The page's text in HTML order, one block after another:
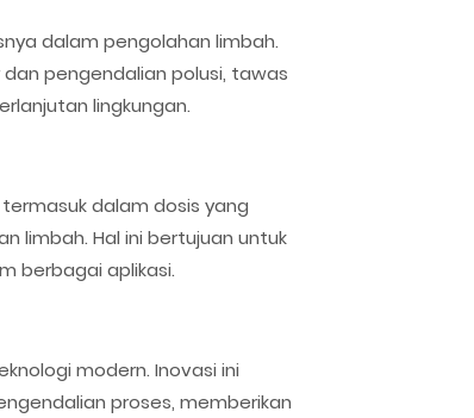
dalam pengolahan limbah.
pengendalian polusi, tawas
lingkungan.
dalam dosis yang
limbah. Hal ini bertujuan untuk
berbagai aplikasi.
modern. Inovasi ini
proses, memberikan